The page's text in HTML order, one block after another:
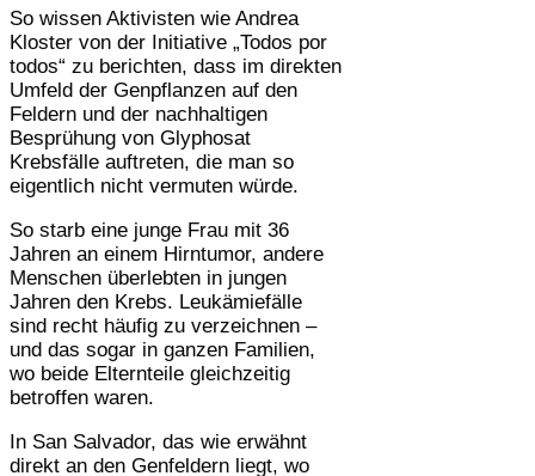
So wissen Aktivisten wie Andrea
Kloster von der Initiative „Todos por
todos“ zu berichten, dass im direkten
Umfeld der Genpflanzen auf den
Feldern und der nachhaltigen
Besprühung von Glyphosat
Krebsfälle auftreten, die man so
eigentlich nicht vermuten würde.
So starb eine junge Frau mit 36
Jahren an einem Hirntumor, andere
Menschen überlebten in jungen
Jahren den Krebs. Leukämiefälle
sind recht häufig zu verzeichnen –
und das sogar in ganzen Familien,
wo beide Elternteile gleichzeitig
betroffen waren.
In San Salvador, das wie erwähnt
direkt an den Genfeldern liegt, wo